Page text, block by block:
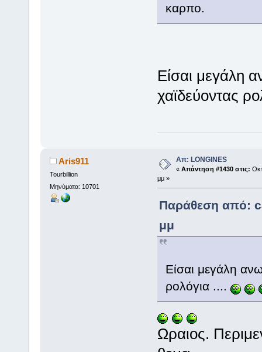
καρπο.
Είσαι μεγάλη
χαϊδεύοντας
Aris911
Tourbillion
Μηνύματα: 10701
Απ: LONGINES
« Απάντηση #1430 στις:
μμ »
Παράθεση από:
μμ
Είσαι μεγάλη
ρολόγια ....
Ωραιος.